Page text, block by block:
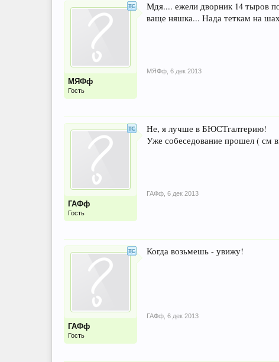
МЯФф
Гость
Мдя.... ежели дворник 14 тыров
ваще няшка... Нада теткам на
МЯФф 6 дек 2013
ГАФф
Гость
Не, я лучше в БЮСТгалтерию!
Уже собеседование прошел ( см
ГАФф 6 дек 2013
ГАФф
Гость
Когда возьмешь - увижу!
ГАФф 6 дек 2013